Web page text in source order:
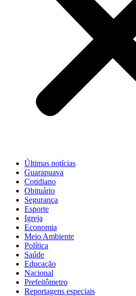
Últimas notícias
Guarapuava
Cotidiano
Obituário
Segurança
Esporte
Igreja
Economia
Meio Ambiente
Política
Saúde
Educação
Nacional
Prefeitômetro
Reportagens especiais